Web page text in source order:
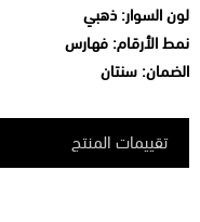
لون السوار: ذهبي
نمط الأرقام: فهارس
الضمان: سنتان
تقييمات المنتج